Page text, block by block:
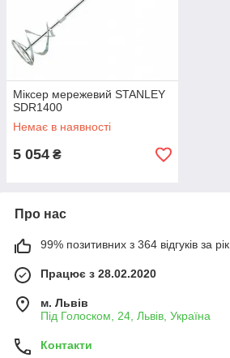
Міксер мережевий STANLEY
SDR1400
Немає в наявності
5 054 ₴
Про нас
99% позитивних з 364 відгуків за рік
Працює з 28.02.2020
м. Львів
Під Голоском, 24, Львів, Україна
Контакти